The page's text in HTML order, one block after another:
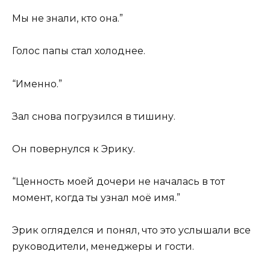
Мы не знали, кто она.”
Голос папы стал холоднее.
“Именно.”
Зал снова погрузился в тишину.
Он повернулся к Эрику.
“Ценность моей дочери не началась в тот
момент, когда ты узнал моё имя.”
Эрик огляделся и понял, что это услышали все
руководители, менеджеры и гости.